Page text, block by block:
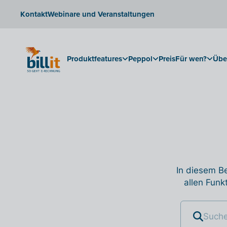
KontaktWebinare und Veranstaltungen
Produktfeatures Peppol PreisFür wen?
In diesem
allen